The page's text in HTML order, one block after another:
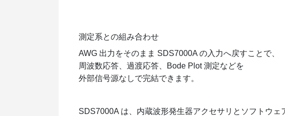
測定系との組み合わせ
AWG 出力をそのまま SDS7000A の入力へ戻すことで、
周波数応答、過渡応答、Bode Plot 測定などを
外部信号源なしで完結できます。
SDS7000A は、内蔵波形発生器アクセサリとソフトウェ